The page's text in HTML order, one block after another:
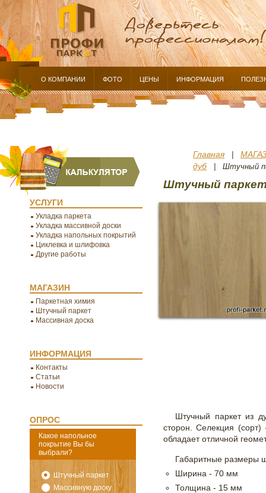
УСЛУГИ
Укладка паркета
Укладка массивной доски
Укладка напольных покрытий
Циклевка и шлифовка
Другие работы
МАГАЗИН
Паркетная химия
Штучный паркет
Массивная доска
ИНФОРМАЦИЯ
Контакты
Статьи
Новости
ОПРОС
Какое напольное
покрытие Вы бы
выбрали?
Штучный паркет
Массивную доску
Главная
дуб | Штучный
Штучный
Штучный паркет из
сторон. Селекция (сорт)
обладает отличной
Габаритные размеры
Ширина - 70 мм
Толщина - 15 мм
О КОМПАНИИ ФОТО ЦЕНЫ ИНФОРМАЦИЯ